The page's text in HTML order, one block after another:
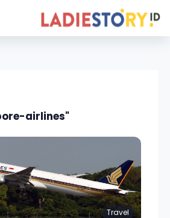
airlines"
Travel